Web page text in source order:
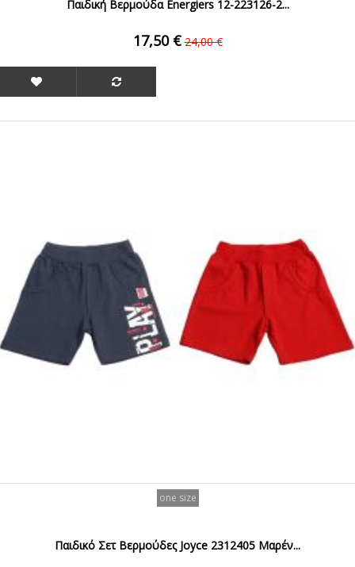
Παιδική Βερμούδα Energiers 12-223126-2...
17,50 € 24,00 €
one size
Παιδικό Σετ Βερμούδες Joyce 2312405 Μαρέν...